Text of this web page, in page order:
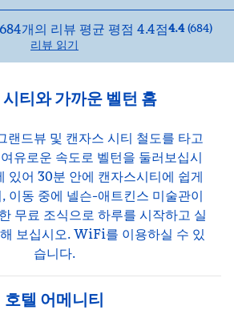
4.4 (684)
리뷰 읽기
티와 가까운 벨턴 홈
랜드뷰 및 캔자스 시티 철도를 타고
유로운 속도로 벨턴을 둘러보십시
있어 30분 안에 캔자스시티에 쉽게
이동 중에 넬슨-애트킨스 미술관이
무료 조식으로 하루를 시작하고 실
보십시오. WiFi를 이용하실 수 있
습니다.
호텔 어메니티